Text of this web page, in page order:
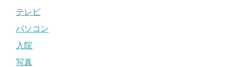
テレビ
パソコン
入院
写真